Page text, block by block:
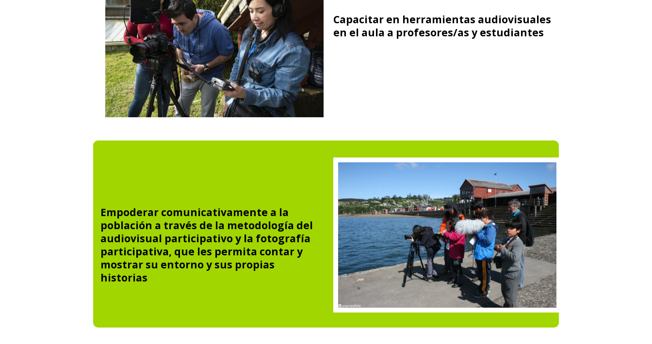
Capacitar en herramientas audiovisuales
en el aula a profesores/as y estudiantes
Empoderar comunicativamente a la
población a través de la metodología del
audiovisual participativo y la fotografía
participativa, que les permita contar y
mostrar su entorno y sus propias
historias